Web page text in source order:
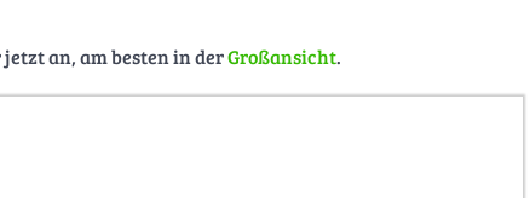
an, am besten in derGroßansicht.